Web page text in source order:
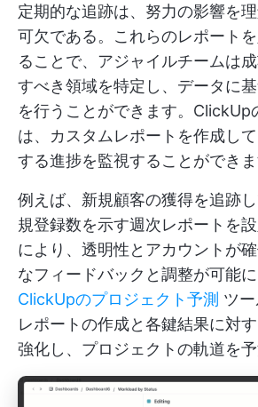
定期的な追跡は、努力の影響を
可欠である。これらのレポート
ることで、アジャイルチームは
すべき領域を特定し、データに
を行うことができます。ClickUp
は、カスタムレポートを作成し
する進捗を監視することができま
例えば、新規顧客の獲得を追跡
規登録数を示す週次レポートを
により、透明性とアカウントが
なフィードバックと調整が可能に
ClickUpのプロジェクト予測 ツ
レポートの作成と各鍵結果に対
強化し、プロジェクトの軌道を予